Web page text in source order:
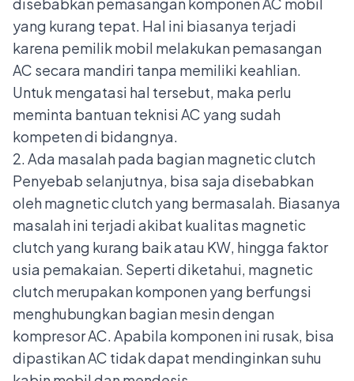
disebabkan pemasangankomponen AC mobil
yang kurang tepat. Hal ini biasanya terjadi
karena pemilik mobil melakukan pemasangan
AC secara mandiri tanpa memiliki keahlian.
Untuk mengatasi hal tersebut, maka perlu
meminta bantuan teknisi AC yang sudah
kompeten di bidangnya.
2. Ada masalah pada bagian magnetic clutch
Penyebab selanjutnya, bisa saja disebabkan
olehmagnetic clutchyang bermasalah. Biasanya
masalah ini terjadi akibat kualitas magnetic
clutch yang kurang baik atau KW, hingga faktor
usia pemakaian. Seperti diketahui, magnetic
clutch merupakan komponen yang berfungsi
menghubungkan bagian mesin dengan
kompresor AC. Apabila komponen ini rusak, bisa
dipastikan AC tidak dapat mendinginkan suhu